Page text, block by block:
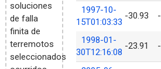
soluciones
de falla
finita de
terremotos
seleccionados
1997-10-
15T01:03:33
-30.93
1998-01-
30T12:16:08
-23.91